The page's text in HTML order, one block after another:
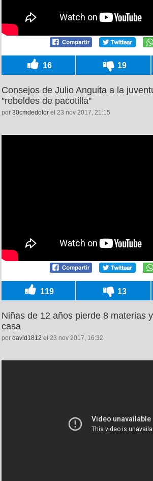
16 19
Consejos de Julio Anguita a la
''rebeldes de pacotilla''
por 30cmdedolor el 23 nov 2017, 21:15
119 13
Niñas de 12 años pierde 8 materias
casa
por david1812 el 23 nov 2017, 16:32